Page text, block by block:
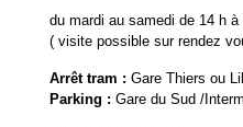
du mardi au samedi de 14 h à
( visite possible sur rendez
Arrêt tram : Gare Thiers ou
Parking : Gare du Sud /